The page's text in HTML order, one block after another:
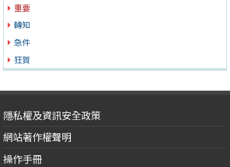
重要
轉知
急件
狂賀
隱私權及資訊安全政策
網站著作權聲明
操作手冊